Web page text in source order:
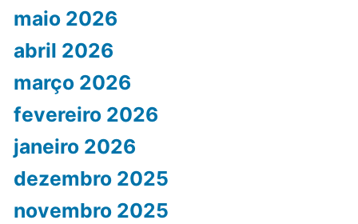
maio 2026
abril 2026
março 2026
fevereiro 2026
janeiro 2026
dezembro 2025
novembro 2025